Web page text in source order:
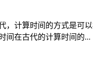
计算时间的方式是可
间在古代的计算时间的...